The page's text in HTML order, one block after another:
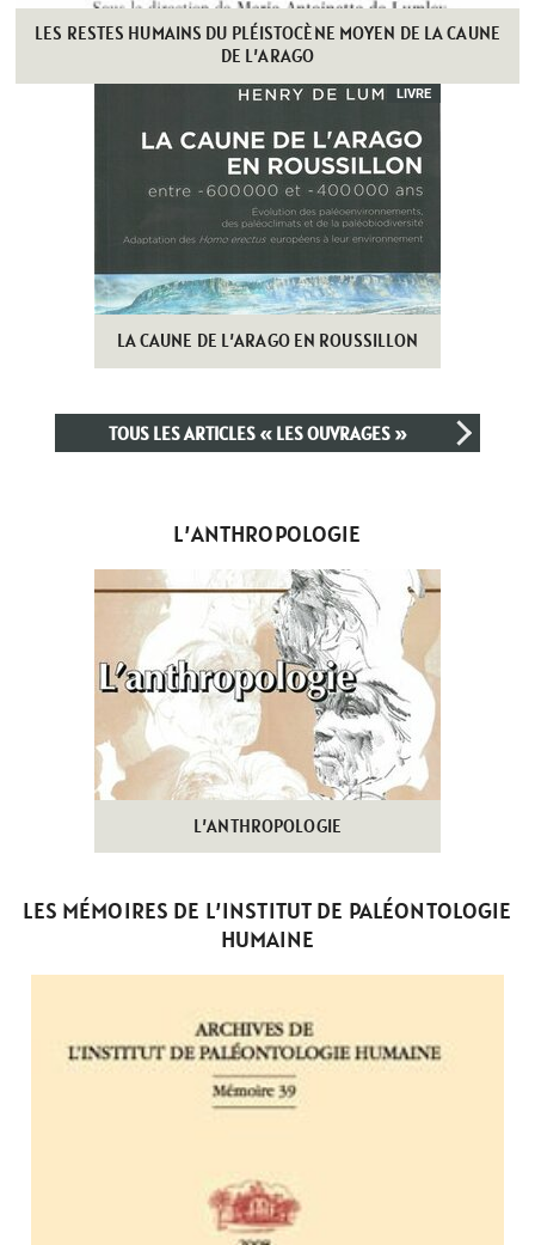
LES RESTES HUMAINS DU PLÉISTOCÈNE MOYEN DE LA CAUNE
DE L’ARAGO
LA CAUNE DE L’ARAGO EN ROUSSILLON
LIVRE
TOUS LES ARTICLES « LES OUVRAGES »
L’ANTHROPOLOGIE
L’ANTHROPOLOGIE
LES MÉMOIRES DE L’INSTITUT DE PALÉONTOLOGIE
HUMAINE